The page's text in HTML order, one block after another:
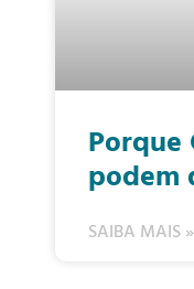
Porque
podem
SAIBA MAIS »